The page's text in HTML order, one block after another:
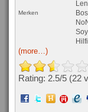
Merken
(more…)
Rating: 2.5/5 (22